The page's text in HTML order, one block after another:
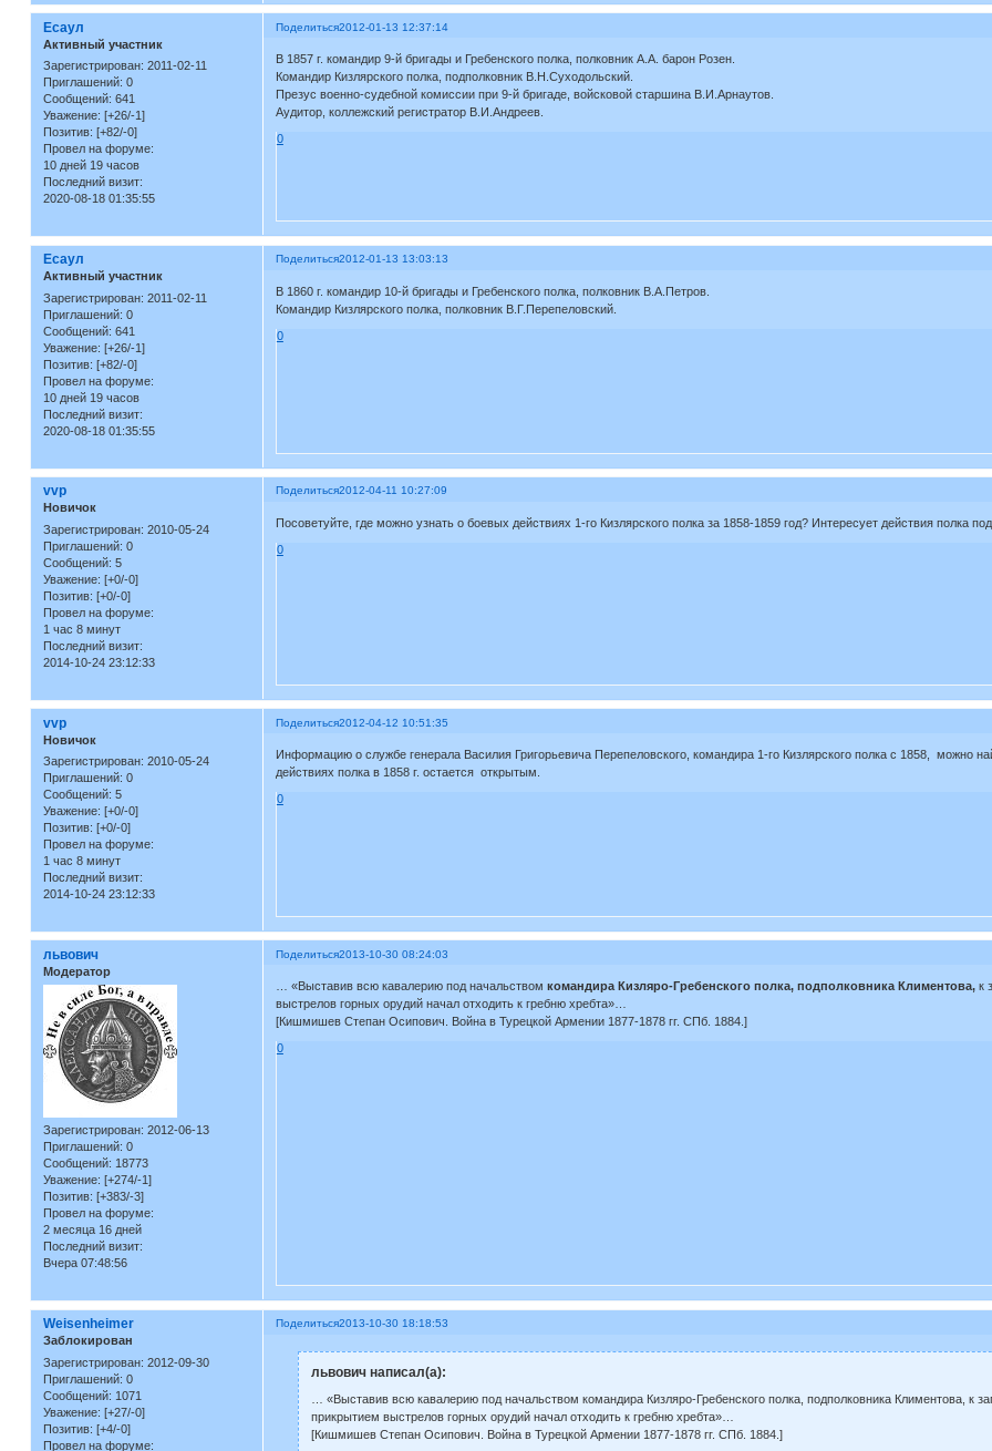
Поделиться2012-01-13 12:37:14
Есаул
Активный участник
Зарегистрирован: 2011-02-11
Приглашений: 0
Сообщений: 641
Уважение: [+26/-1]
Позитив: [+82/-0]
Провел на форуме:
10 дней 19 часов
Последний визит:
2020-08-18 01:35:55
В 1857 г. командир 9-й бригады и Гребенского полка, полковник А.А. барон Розен.
Командир Кизлярского полка, подполковник В.Н.Суходольский.
Презус военно-судебной комиссии при 9-й бригаде, войсковой старшина В.И.Арнаутов.
Аудитор, коллежский регистратор В.И.Андреев.
0
Поделиться2012-01-13 13:03:13
Есаул
Активный участник
Зарегистрирован: 2011-02-11
Приглашений: 0
Сообщений: 641
Уважение: [+26/-1]
Позитив: [+82/-0]
Провел на форуме:
10 дней 19 часов
Последний визит:
2020-08-18 01:35:55
В 1860 г. командир 10-й бригады и Гребенского полка, полковник В.А.Петров.
Командир Кизлярского полка, полковник В.Г.Перепеловский.
0
Поделиться2012-04-11 10:27:09
vvp
Новичок
Зарегистрирован: 2010-05-24
Приглашений: 0
Сообщений: 5
Уважение: [+0/-0]
Позитив: [+0/-0]
Провел на форуме:
1 час 8 минут
Последний визит:
2014-10-24 23:12:33
Посоветуйте, где можно узнать о боевых действиях 1-го Кизлярского полка за 1858-1859 год? Интересует действия полка
0
Поделиться2012-04-12 10:51:35
vvp
Новичок
Зарегистрирован: 2010-05-24
Приглашений: 0
Сообщений: 5
Уважение: [+0/-0]
Позитив: [+0/-0]
Провел на форуме:
1 час 8 минут
Последний визит:
2014-10-24 23:12:33
Информацию о службе генерала Василия Григорьевича Перепеловского, командира 1-го Кизлярского полка с 1858, можно
действиях полка в 1858 г. остается открытым.
0
Поделиться2013-10-30 08:24:03
львович
Модератор
Зарегистрирован: 2012-06-13
Приглашений: 0
Сообщений: 18773
Уважение: [+274/-1]
Позитив: [+383/-3]
Провел на форуме:
2 месяца 16 дней
Последний визит:
Вчера 07:48:56
… «Выставив всю кавалерию под начальством командира Кизляро-Гребенского полка, подполковника Климентова, к
выстрелов горных орудий начал отходить к гребню хребта»…
[Кишмишев Степан Осипович. Война в Турецкой Армении 1877-1878 гг. СПб. 1884.]
0
Поделиться2013-10-30 18:18:53
Weisenheimer
Заблокирован
Зарегистрирован: 2012-09-30
Приглашений: 0
Сообщений: 1071
Уважение: [+27/-0]
Позитив: [+4/-0]
Провел на форуме:
львович написал(а):
… «Выставив всю кавалерию под начальством командира Кизляро-Гребенского полка, подполковника Климентова, к
прикрытием выстрелов горных орудий начал отходить к гребню хребта»…
[Кишмишев Степан Осипович. Война в Турецкой Армении 1877-1878 гг. СПб. 1884.]